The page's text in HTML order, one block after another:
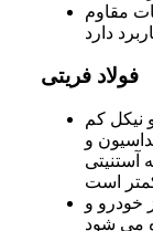
مقاوم
فولاد فریتی
نیکل کم
و
آستنیتی
خودرو و